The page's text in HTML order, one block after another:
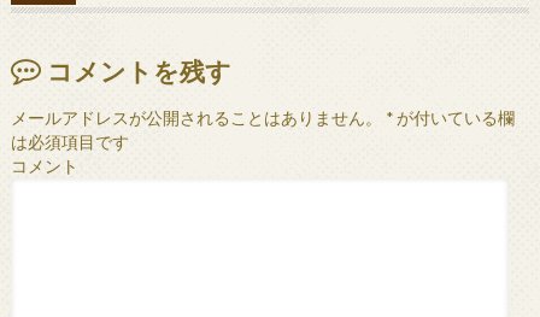
コメントを残す
メールアドレスが公開されることはありません。 *が付いている欄
は必須項目です
コメント